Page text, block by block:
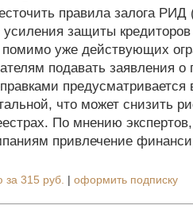
правила залога РИД
защиты кредиторов
помимо уже действующих
подавать заявления о
предусматривается
что может снизить
По мнению
привлечение
за 315 руб. | оформить подписку